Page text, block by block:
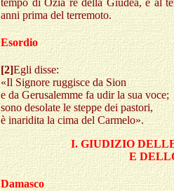
anni prima del terremoto.
Esordio
[2]Egli disse:
«Il Signore ruggisce da Sion
e da Gerusalemme fa udir la sua voce;
sono desolate le steppe dei pastori,
è inaridita la cima del Carmelo».
I. GIUDIZIO
E
Damasco